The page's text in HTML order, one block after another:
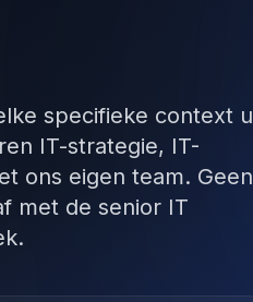
specifieke context u
IT-strategie, IT-
ons eigen team. Geen
met de senior IT